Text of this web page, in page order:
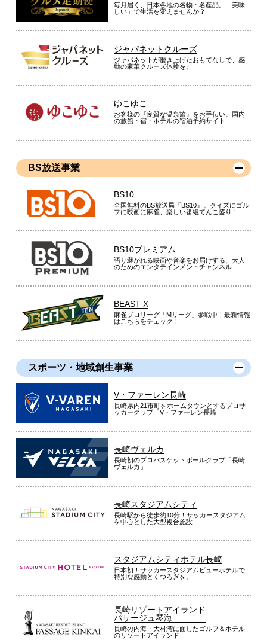
毎月届く、日本各地の名物・名産品。「美味
しい」で生活を変えませんか？
ジャパネットクルーズ
ジャパネットが磨き上げたおもてなしで、感
動の豪華クルーズ体験を。
ゆこゆこ
お客様の『良質な温泉旅』をお手伝い。国内
の旅館・宿・ホテルの宿泊予約サイト
BS放送事業
BS10
全国無料のBS放送局『BS10』。クイズにゴル
フに映画に麻雀、楽しい番組てんこ盛り！
BS10プレミアム
語り継がれる映画や音楽をお届けする、大人
のためのエンタテインメントチャンネル
BEAST X
麻雀プロリーグ「Mリーグ」参戦中！最新情報
はこちらをチェック！
スポーツ・地域創生事業
V・ファーレン長崎
長崎県内21市町をホームタウンとするプロサ
ッカークラブ「V・ファーレン長崎」
長崎ヴェルカ
長崎初のプロバスケットボールクラブ「長崎
ヴェルカ」
長崎スタジアムシティ
長崎駅から徒歩約10分！サッカースタジアム
を中心とした大型複合施設
スタジアムシティホテル長崎
日本初！サッカースタジアムビューホテルで
特別な感動とくつろぎを。
長崎リゾートアイランド
パサージュ琴海
長崎の内海・大村湾に面したゴルフ＆ホテル
のリゾートアイランド